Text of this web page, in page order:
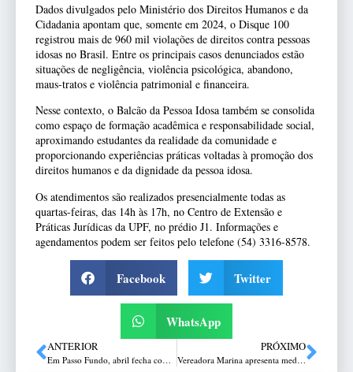
Dados divulgados pelo Ministério dos Direitos Humanos e da
Cidadania apontam que, somente em 2024, o Disque 100
registrou mais de 960 mil violações de direitos contra pessoas
idosas no Brasil. Entre os principais casos denunciados estão
situações de negligência, violência psicológica, abandono,
maus-tratos e violência patrimonial e financeira.
Nesse contexto, o Balcão da Pessoa Idosa também se consolida
como espaço de formação acadêmica e responsabilidade social,
aproximando estudantes da realidade da comunidade e
proporcionando experiências práticas voltadas à promoção dos
direitos humanos e da dignidade da pessoa idosa.
Os atendimentos são realizados presencialmente todas as
quartas-feiras, das 14h às 17h, no Centro de Extensão e
Práticas Jurídicas da UPF, no prédio J1. Informações e
agendamentos podem ser feitos pelo telefone (54) 3316-8578.
Facebook Twitter
WhatsApp
ANTERIOR
Em Passo Fundo, abril fecha com alta de 4,17% na cesta básica em relação a março
PRÓXIMO
Vereadora Marina apresenta medidas para proteger consumidores afetados pela Aegea/Corsan